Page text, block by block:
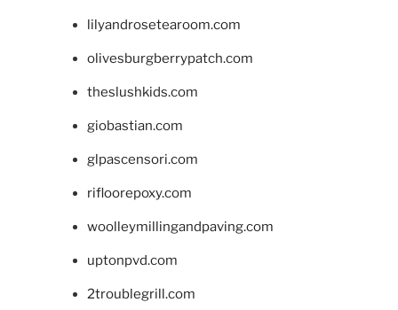
lilyandrosetearoom.com
olivesburgberrypatch.com
theslushkids.com
giobastian.com
glpascensori.com
rifloorepoxy.com
woolleymillingandpaving.com
uptonpvd.com
2troublegrill.com